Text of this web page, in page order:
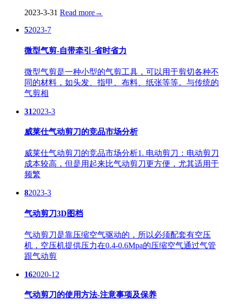
2023-3-31 Read more→
52023-7
微型气剪-自带牵引-省时省力
微型气剪是一种小型的气剪工具，可以用于剪切各种不
同的材料，如头发、指甲、布料、纸张等等。与传统的
气剪相
312023-3
威莱仕气动剪刀的竞品市场分析
威莱仕气动剪刀的竞品市场分析1. 电动剪刀：电动剪刀
成本较高，但是用起来比气动剪刀更方便，尤其适用于
频繁
82023-3
气动剪刀3D图档
气动剪刀是靠压缩空气驱动的，所以必须配套有空压
机，空压机提供压力在0.4-0.6Mpa的压缩空气通过气管
跟气动剪
162020-12
气动剪刀的使用方法-注意事项及保养